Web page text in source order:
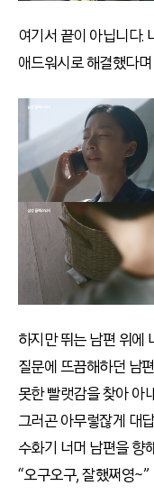
여기서 끝이 아닙니다.
애드워시로 해결했다
하지만 뛰는 남편 위에
질문에 뜨끔해하던 남
못한 빨랫감을 찾아 아
그러곤 아무렇잖게 대
수화기 너머 남편을 향
“오구오구, 잘했쩌영~”